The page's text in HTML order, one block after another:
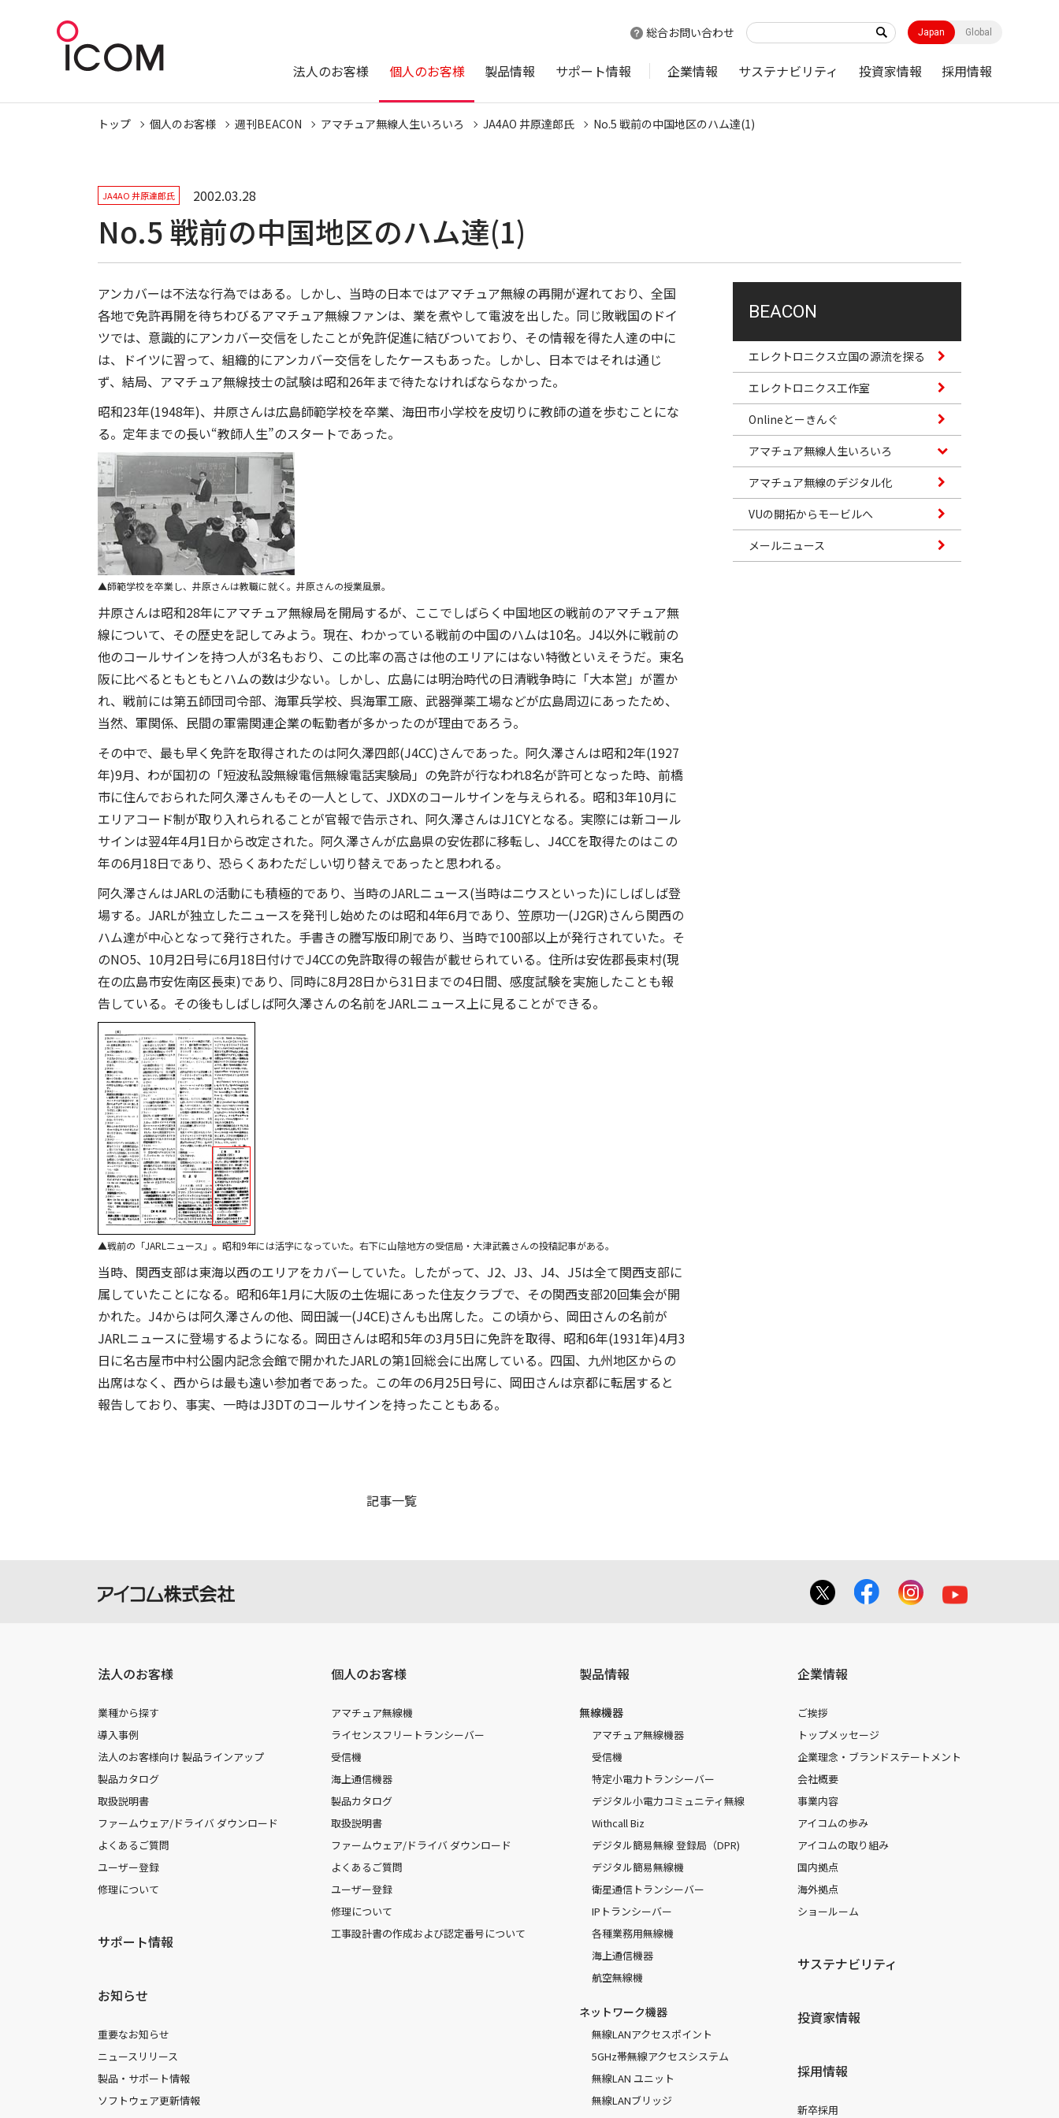
総合お問い合わせ Japan Global
法人のお客様 個人のお客様 製品情報 サポート情報 企業情報 サステナビリティ 投資家情報 採用情報
トップ 個人のお客様 週刊BEACON アマチュア無線人生いろいろ JA4AO 井原達郎氏 No.5 戦前の中国地区のハム達(1)
JA4AO 井原達郎氏 2002.03.28
No.5 戦前の中国地区のハム達(1)
アンカバーは不法な行為ではある。しかし、当時の日本ではアマチュア無線の再開が遅れており、全国
各地で免許再開を待ちわびるアマチュア無線ファンは、業を煮やして電波を出した。同じ敗戦国のドイ
ツでは、意識的にアンカバー交信をしたことが免許促進に結びついており、その情報を得た人達の中に
は、ドイツに習って、組織的にアンカバー交信をしたケースもあった。しかし、日本ではそれは通じ
ず、結局、アマチュア無線技士の試験は昭和26年まで待たなければならなかった。
昭和23年(1948年)、井原さんは広島師範学校を卒業、海田市小学校を皮切りに教師の道を歩むことにな
る。定年までの長い“教師人生”のスタートであった。
師範学校を卒業し、井原さんは教職に就く。井原さんの授業風景。
井原さんは昭和28年にアマチュア無線局を開局するが、ここでしばらく中国地区の戦前のアマチュア無
線について、その歴史を記してみよう。現在、わかっている戦前の中国のハムは10名。J4以外に戦前の
他のコールサインを持つ人が3名もおり、この比率の高さは他のエリアにはない特徴といえそうだ。東名
阪に比べるともともとハムの数は少ない。しかし、広島には明治時代の日清戦争時に「大本営」が置か
れ、戦前には第五師団司令部、海軍兵学校、呉海軍工廠、武器弾薬工場などが広島周辺にあったため、
当然、軍関係、民間の軍需関連企業の転勤者が多かったのが理由であろう。
その中で、最も早く免許を取得されたのは阿久澤四郎(J4CC)さんであった。阿久澤さんは昭和2年(1927
年)9月、わが国初の「短波私設無線電信無線電話実験局」の免許が行なわれ8名が許可となった時、前橋
市に住んでおられた阿久澤さんもその一人として、JXDXのコールサインを与えられる。昭和3年10月に
エリアコード制が取り入れられることが官報で告示され、阿久澤さんはJ1CYとなる。実際には新コール
サインは翌4年4月1日から改定された。阿久澤さんが広島県の安佐郡に移転し、J4CCを取得たのはこの
年の6月18日であり、恐らくあわただしい切り替えであったと思われる。
阿久澤さんはJARLの活動にも積極的であり、当時のJARLニュース(当時はニウスといった)にしばしば登
場する。JARLが独立したニュースを発刊し始めたのは昭和4年6月であり、笠原功一(J2GR)さんら関西の
ハム達が中心となって発行された。手書きの謄写版印刷であり、当時で100部以上が発行されていた。そ
のNO5、10月2日号に6月18日付けでJ4CCの免許取得の報告が載せられている。住所は安佐郡長束村(現
在の広島市安佐南区長束)であり、同時に8月28日から31日までの4日間、感度試験を実施したことも報
告している。その後もしばしば阿久澤さんの名前をJARLニュース上に見ることができる。
戦前の「JARLニュース」。昭和9年には活字になっていた。右下に山陰地方の受信局・大津武義さんの投稿記事がある。
当時、関西支部は東海以西のエリアをカバーしていた。したがって、J2、J3、J4、J5は全て関西支部に
属していたことになる。昭和6年1月に大阪の土佐堀にあった住友クラブで、その関西支部20回集会が開
かれた。J4からは阿久澤さんの他、岡田誠一(J4CE)さんも出席した。この頃から、岡田さんの名前が
JARLニュースに登場するようになる。岡田さんは昭和5年の3月5日に免許を取得、昭和6年(1931年)4月3
日に名古屋市中村公園内記念会館で開かれたJARLの第1回総会に出席している。四国、九州地区からの
出席はなく、西からは最も遠い参加者であった。この年の6月25日号に、岡田さんは京都に転居すると
報告しており、事実、一時はJ3DTのコールサインを持ったこともある。
記事一覧
BEACON
エレクトロニクス立国の源流を探る
エレクトロニクス工作室
Onlineとーきんぐ
アマチュア無線人生いろいろ
アマチュア無線のデジタル化
VUの開拓からモービルへ
メールニュース
法人のお客様
業種から探す
導入事例
法人のお客様向け 製品ラインアップ
製品カタログ
取扱説明書
ファームウェア/ドライバ ダウンロード
よくあるご質問
ユーザー登録
修理について
サポート情報
お知らせ
重要なお知らせ
ニュースリリース
製品・サポート情報
ソフトウェア更新情報
個人のお客様
アマチュア無線機
ライセンスフリートランシーバー
受信機
海上通信機器
製品カタログ
取扱説明書
ファームウェア/ドライバ ダウンロード
よくあるご質問
ユーザー登録
修理について
工事設計書の作成および認定番号について
製品情報
無線機器
アマチュア無線機器
受信機
特定小電力トランシーバー
デジタル小電力コミュニティ無線
Withcall Biz
デジタル簡易無線 登録局（DPR)
デジタル簡易無線機
衛星通信トランシーバー
IPトランシーバー
各種業務用無線機
海上通信機器
航空無線機
ネットワーク機器
無線LANアクセスポイント
5GHz帯無線アクセスシステム
無線LAN ユニット
無線LANブリッジ
企業情報
ご挨拶
トップメッセージ
企業理念・ブランドステートメント
会社概要
事業内容
アイコムの歩み
アイコムの取り組み
国内拠点
海外拠点
ショールーム
サステナビリティ
投資家情報
採用情報
新卒採用